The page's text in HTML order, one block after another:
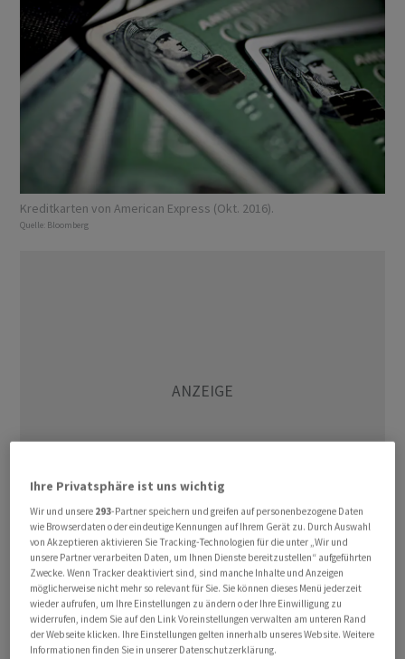
Kreditkarten von American Express (Okt. 2016).
Quelle: Bloomberg
40 der etwas mehr als 650 Angestellten sind von dieser
Restrukturierung betroffen. Swisscard hat ein formelles
Konsultationsverfahren durchgeführt und bietet den
Betroffenen Unterstützung durch einen bestehenden
Sozialplan an.
Ihre Privatsphäre ist uns wichtig
Wir und unsere 293-Partner speichern und greifen auf personenbezogene Daten
wie Browserdaten oder eindeutige Kennungen auf Ihrem Gerät zu. Durch Auswahl
von Akzeptieren aktivieren Sie Tracking-Technologien für die unter „Wir und
unsere Partner verarbeiten Daten, um Ihnen Dienste bereitzustellen“ aufgeführten
Zwecke. Wenn Tracker deaktiviert sind, sind manche Inhalte und Anzeigen
möglicherweise nicht mehr so relevant für Sie. Sie können dieses Menü jederzeit
wieder aufrufen, um Ihre Einstellungen zu ändern oder Ihre Einwilligung zu
widerrufen, indem Sie auf den Link Voreinstellungen verwalten am unteren Rand
der Webseite klicken. Ihre Einstellungen gelten innerhalb unseres Website. Weitere
Informationen finden Sie in unserer Datenschutzerklärung.